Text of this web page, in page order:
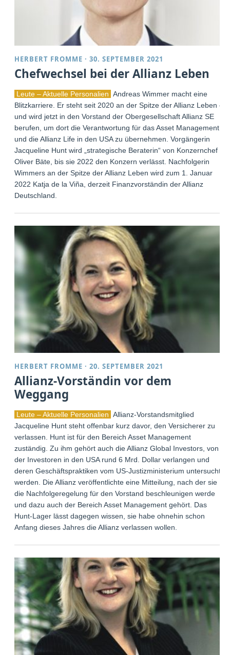
HERBERT FROMME ·30. SEPTEMBER 2021
Chefwechsel bei der Allianz Leben
Leute – Aktuelle Personalien Andreas Wimmer macht eine
Blitzkarriere. Er steht seit 2020 an der Spitze der Allianz Leben –
und wird jetzt in den Vorstand der Obergesellschaft Allianz SE
berufen, um dort die Verantwortung für das Asset Management
und die Allianz Life in den USA zu übernehmen. Vorgängerin
Jacqueline Hunt wird „strategische Beraterin“ von Konzernchef
Oliver Bäte, bis sie 2022 den Konzern verlässt. Nachfolgerin
Wimmers an der Spitze der Allianz Leben wird zum 1. Januar
2022 Katja de la Viña, derzeit Finanzvorständin der Allianz
Deutschland.
HERBERT FROMME ·20. SEPTEMBER 2021
Allianz-Vorständin vor dem
Weggang
Leute – Aktuelle Personalien Allianz-Vorstandsmitglied
Jacqueline Hunt steht offenbar kurz davor, den Versicherer zu
verlassen. Hunt ist für den Bereich Asset Management
zuständig. Zu ihm gehört auch die Allianz Global Investors, von
der Investoren in den USA rund 6 Mrd. Dollar verlangen und
deren Geschäftspraktiken vom US-Justizministerium untersucht
werden. Die Allianz veröffentlichte eine Mitteilung, nach der sie
die Nachfolgeregelung für den Vorstand beschleunigen werde
und dazu auch der Bereich Asset Management gehört. Das
Hunt-Lager lässt dagegen wissen, sie habe ohnehin schon
Anfang dieses Jahres die Allianz verlassen wollen.